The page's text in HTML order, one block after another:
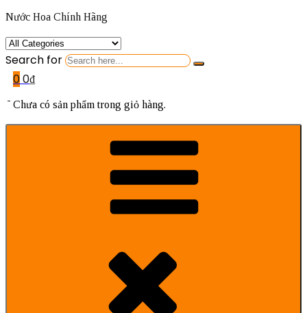
Nước Hoa Chính Hãng
Search for
00₫
Chưa có sản phẩm trong giỏ hàng.